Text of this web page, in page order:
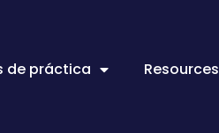
de práctica Resources